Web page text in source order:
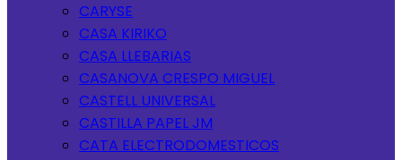
CARYSE
CASA KIRIKO
CASA LLEBARIAS
CASANOVA CRESPO MIGUEL
CASTELL UNIVERSAL
CASTILLA PAPEL JM
CATA ELECTRODOMESTICOS